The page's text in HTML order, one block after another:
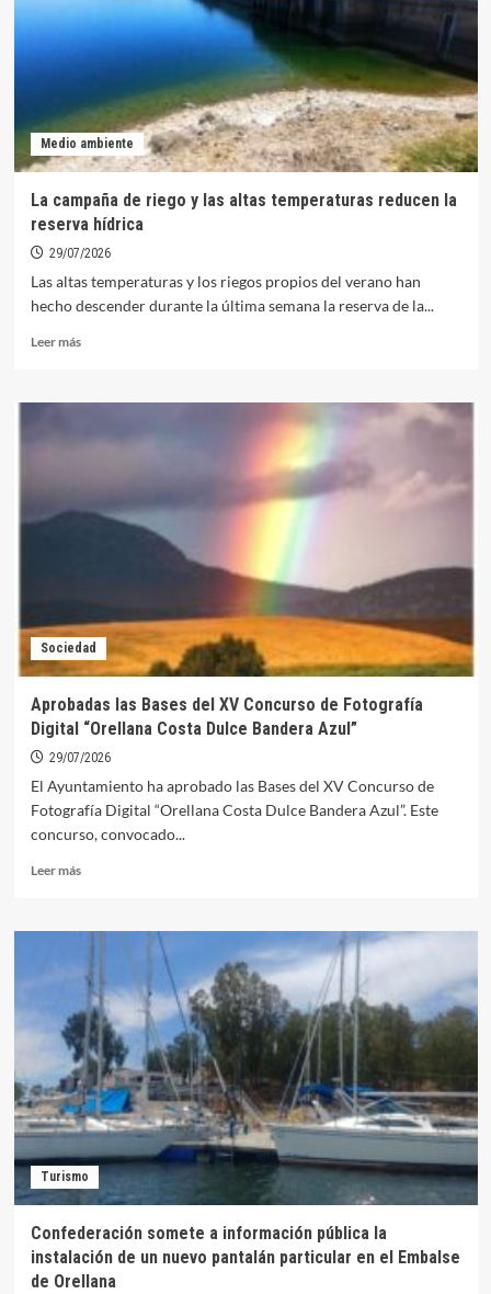
de
Orellana
se
con
presidenta
de
Diputación
Medio ambiente
La campaña de riego y las altas temperaturas reducen la
reserva hídrica
29/07/2026
Las altas temperaturas y los riegos propios del verano han
hecho descender durante la última semana la reserva de la...
Leer másLeer
La
de
hídrica
Sociedad
Aprobadas las Bases del XV Concurso de Fotografía
Digital “Orellana Costa Dulce Bandera Azul”
29/07/2026
El Ayuntamiento ha aprobado las Bases del XV Concurso de
Fotografía Digital “Orellana Costa Dulce Bandera Azul”. Este
concurso, convocado...
Leer másLeer
Aprobadas
del
XV
Concurso
de
Fotografía
Digital
“Orellana
Costa
Dulce
Bandera
Azul”
Turismo
Confederación somete a información pública la
instalación de un nuevo pantalán particular en el Embalse
de Orellana